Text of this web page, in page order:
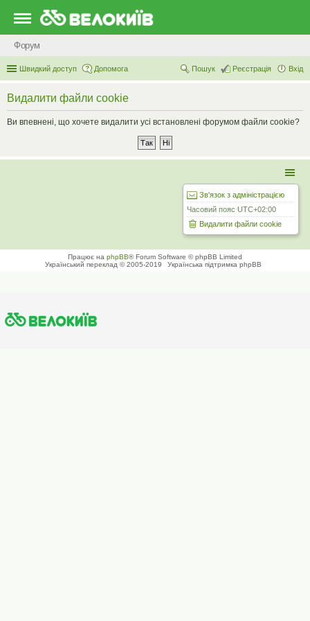
Форум
Швидкий доступ Допомога Вхід
Реєстрація
Пошук
Видалити файли cookie
Ви впевнені, що хочете видалити усі встановлені форумом файли cookie?
Зв'язок з адміністрацією
Часовий пояс UTC+02:00
Видалити файли cookie
Працює на phpBB® Forum Software © phpBB Limited
Український переклад © 2005-2019
Українська підтримка phpBB